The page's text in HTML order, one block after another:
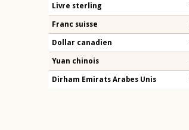
Livre sterling
Franc suisse
Dollar canadien
Yuan chinois
Dirham Emirats Arabes Unis